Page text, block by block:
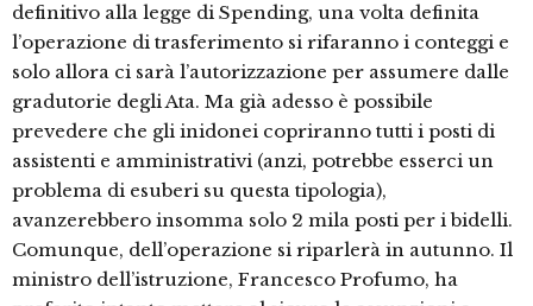
definitivo alla legge di Spending, una volta definita
l’operazione di trasferimento si rifaranno i conteggi e
solo allora ci sarà l’autorizzazione per assumere dalle
gradutorie degli Ata. Ma già adesso è possibile
prevedere che gli inidonei copriranno tutti i posti di
assistenti e amministrativi (anzi, potrebbe esserci un
problema di esuberi su questa tipologia),
avanzerebbero insomma solo 2 mila posti per i bidelli.
Comunque, dell’operazione si riparlerà in autunno. Il
ministro dell’istruzione, Francesco Profumo, ha